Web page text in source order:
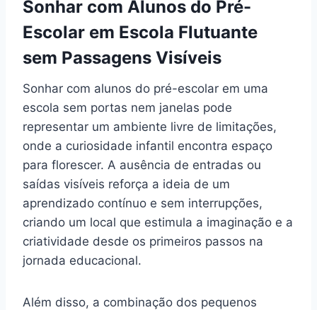
Sonhar com Alunos do Pré-
Escolar em Escola Flutuante
sem Passagens Visíveis
Sonhar com alunos do pré-escolar em uma
escola sem portas nem janelas pode
representar um ambiente livre de limitações,
onde a curiosidade infantil encontra espaço
para florescer. A ausência de entradas ou
saídas visíveis reforça a ideia de um
aprendizado contínuo e sem interrupções,
criando um local que estimula a imaginação e a
criatividade desde os primeiros passos na
jornada educacional.
Além disso, a combinação dos pequenos